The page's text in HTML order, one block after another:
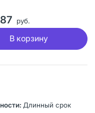
87 руб.
В корзину
Длинный срок